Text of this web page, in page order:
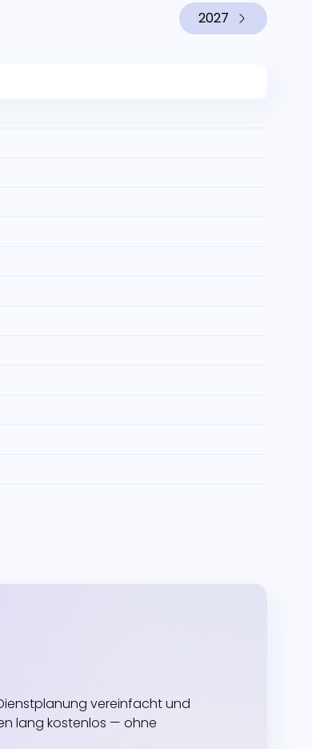
2027
vereinfacht und
lang kostenlos — ohne